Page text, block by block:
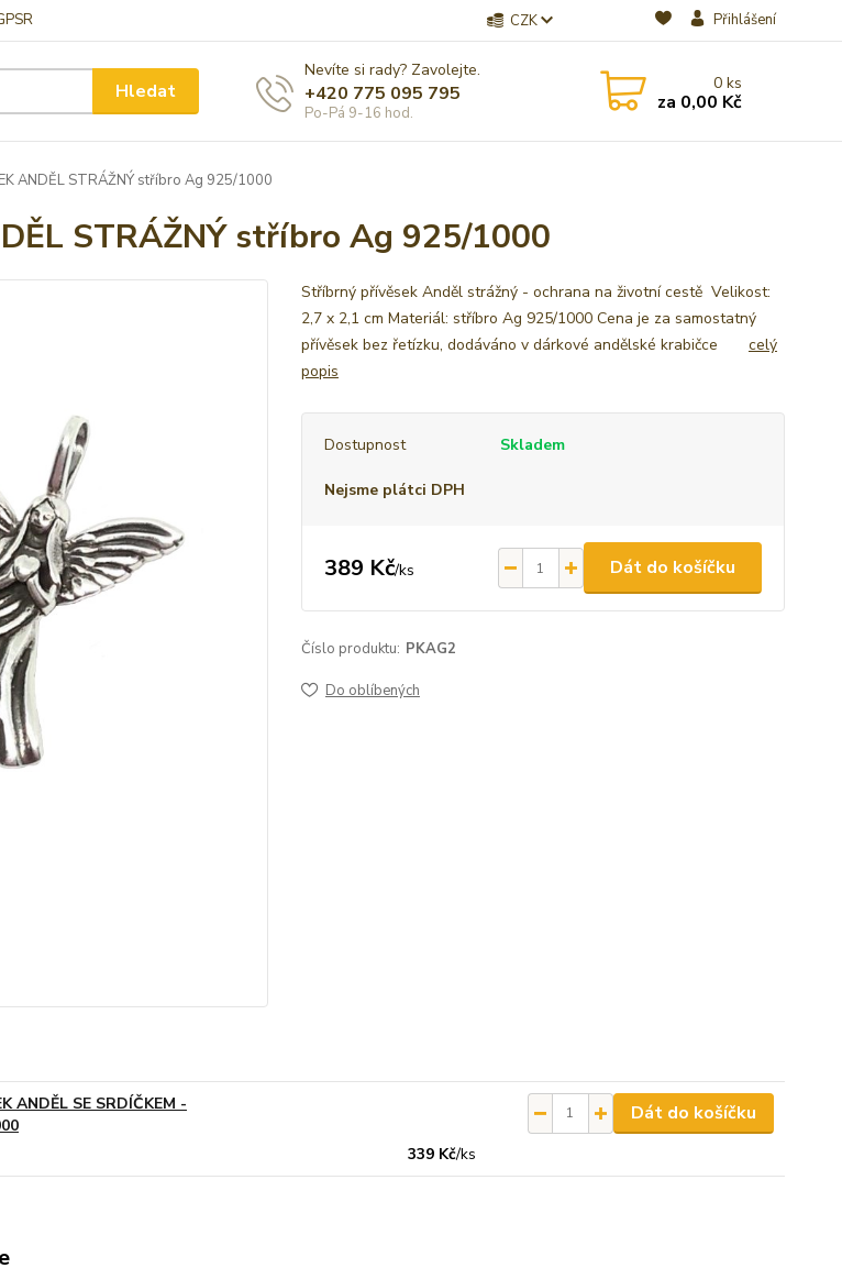
CZK Přihlášení
Hledat
Nevíte si rady? Zavolejte.
+420 775 095 795
Po-Pá 9-16 hod.
0ks
za 0,00 Kč
ANDĚL STRÁŽNÝ stříbro Ag 925/1000
STRÁŽNÝ stříbro Ag 925/1000
Stříbrný přívěsek Anděl strážný - ochrana na životní cestě Velikost:
2,7 x 2,1 cm Materiál: stříbro Ag 925/1000 Cena je za samostatný
přívěsek bez řetízku, dodáváno v dárkové andělské krabičce celý
popis
Dostupnost Skladem
Nejsme plátci DPH
389 Kč/ks Dát do košíčku
Číslo produktu: PKAG2
Do oblíbených
ANDĚL SE SRDÍČKEM -
339 Kč/ks
Dát do košíčku